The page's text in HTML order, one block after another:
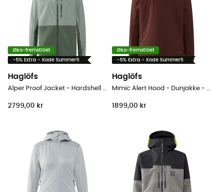
Øko-fremstillet
-5% Extra - Kode Summer5
Haglöfs
Alper Proof Jacket - Hardshell jakke - Damer
2799,00 kr
Øko-fremstillet
-5% Extra - Kode Summer5
Haglöfs
Mimic Alert Hood - Dunjakke - Herrer
1899,00 kr